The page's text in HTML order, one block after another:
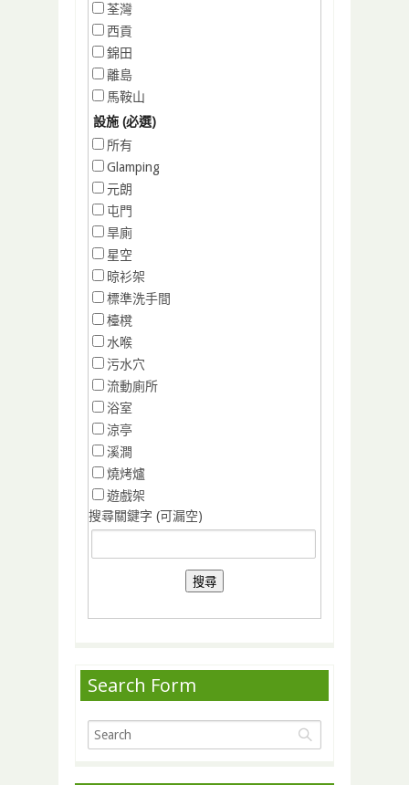
荃灣
西貢
錦田
離島
馬鞍山
設施 (必選)
所有
Glamping
元朗
屯門
旱廁
星空
晾衫架
標準洗手間
檯櫈
水喉
污水穴
流動廁所
浴室
涼亭
溪澗
燒烤爐
遊戲架
搜尋關鍵字 (可漏空)
Search Form